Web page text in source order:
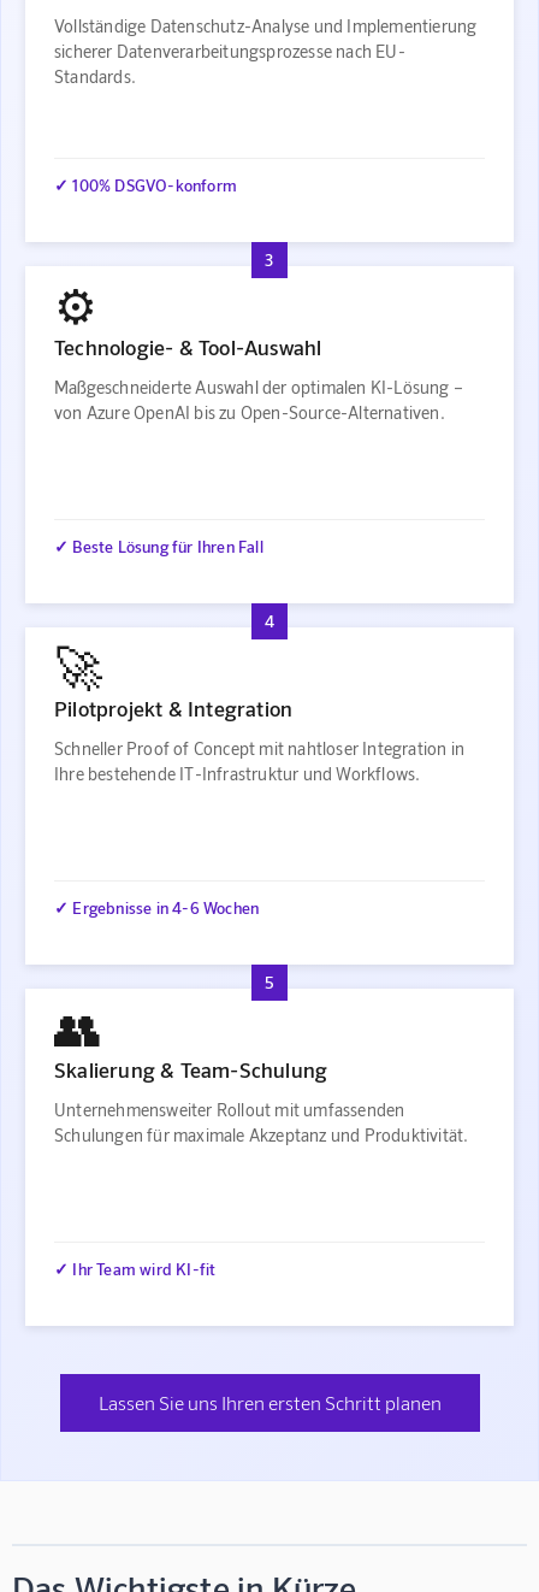
Vollständige Datenschutz-Analyse und Implementierung
sicherer Datenverarbeitungsprozesse nach EU-
Standards.
✓ 100% DSGVO-konform
3
⚙️
Technologie- & Tool-Auswahl
Maßgeschneiderte Auswahl der optimalen KI-Lösung –
von Azure OpenAI bis zu Open-Source-Alternativen.
✓ Beste Lösung für Ihren Fall
4
🚀
Pilotprojekt & Integration
Schneller Proof of Concept mit nahtloser Integration in
Ihre bestehende IT-Infrastruktur und Workflows.
✓ Ergebnisse in 4-6 Wochen
5
👥
Skalierung & Team-Schulung
Unternehmensweiter Rollout mit umfassenden
Schulungen für maximale Akzeptanz und Produktivität.
✓ Ihr Team wird KI-fit
Lassen Sie uns Ihren ersten Schritt planen